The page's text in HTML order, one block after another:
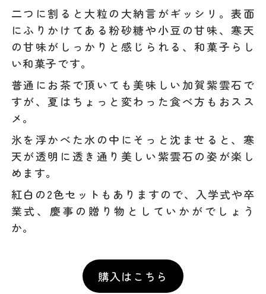
二つに割ると大粒の大納言がギッシリ。表面
にふりかけてある粉砂糖や小豆の甘味、寒天
の甘味がしっかりと感じられる、和菓子らし
い和菓子です。
普通にお茶で頂いても美味しい加賀紫雲石で
すが、夏はちょっと変わった食べ方もおスス
メ。
氷を浮かべた水の中にそっと沈ませると、寒
天が透明に透き通り美しい紫雲石の姿が楽し
めます。
紅白の2色セットもありますので、入学式や卒
業式、慶事の贈り物としていかがでしょう
か。
購入はこちら